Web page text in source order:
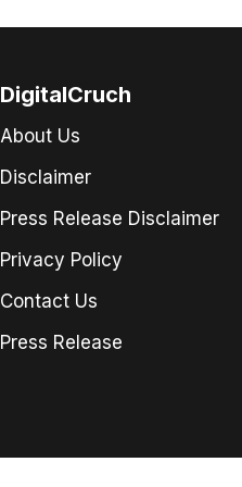
DigitalCruch
About Us
Disclaimer
Press Release Disclaimer
Privacy Policy
Contact Us
Press Release